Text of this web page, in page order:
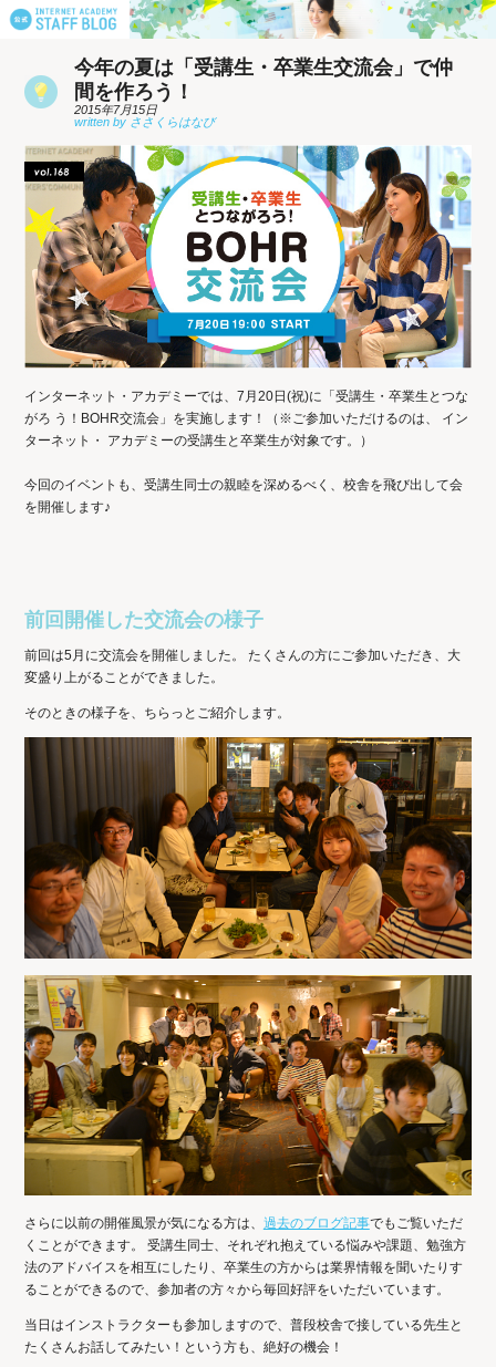
今年の夏は「受講生・卒業生交流会」で仲
間を作ろう！
2015年7月15日
インターネット・アカデミーでは、7月20日(祝)に「受講生・卒業生とつな
がろ う！BOHR交流会」を実施します！（※ご参加いただけるのは、 イン
ターネット・ アカデミーの受講生と卒業生が対象です。）
今回のイベントも、受講生同士の親睦を深めるべく、校舎を飛び出して会
を開催します♪
前回開催した交流会の様子
前回は5月に交流会を開催しました。 たくさんの方にご参加いただき、大
変盛り上がることができました。
そのときの様子を、ちらっとご紹介します。
さらに以前の開催風景が気になる方は、 過去のブログ記事でもご覧いただ
くことができます。 受講生同士、それぞれ抱えている悩みや課題、勉強方
法のアドバイスを相互にしたり、卒業生の方からは業界情報を聞いたりす
ることができるので、参加者の方々から毎回好評をいただいています。
当日はインストラクターも参加しますので、普段校舎で接している先生と
たくさんお話してみたい！という方も、絶好の機会！